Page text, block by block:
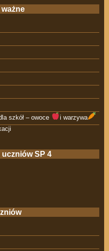
ważne
szkół – owoce
i warzywa
uczniów SP 4